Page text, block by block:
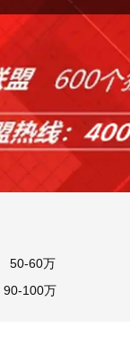
50-60万
90-100万